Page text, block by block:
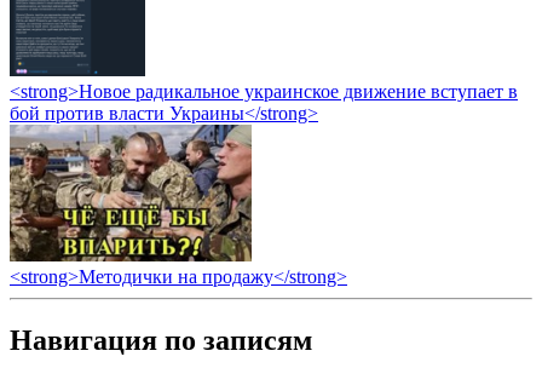
<strong>Новое радикальное украинское движение вступает в
бой против власти Украины</strong>
<strong>Методички на продажу</strong>
Навигация по записям